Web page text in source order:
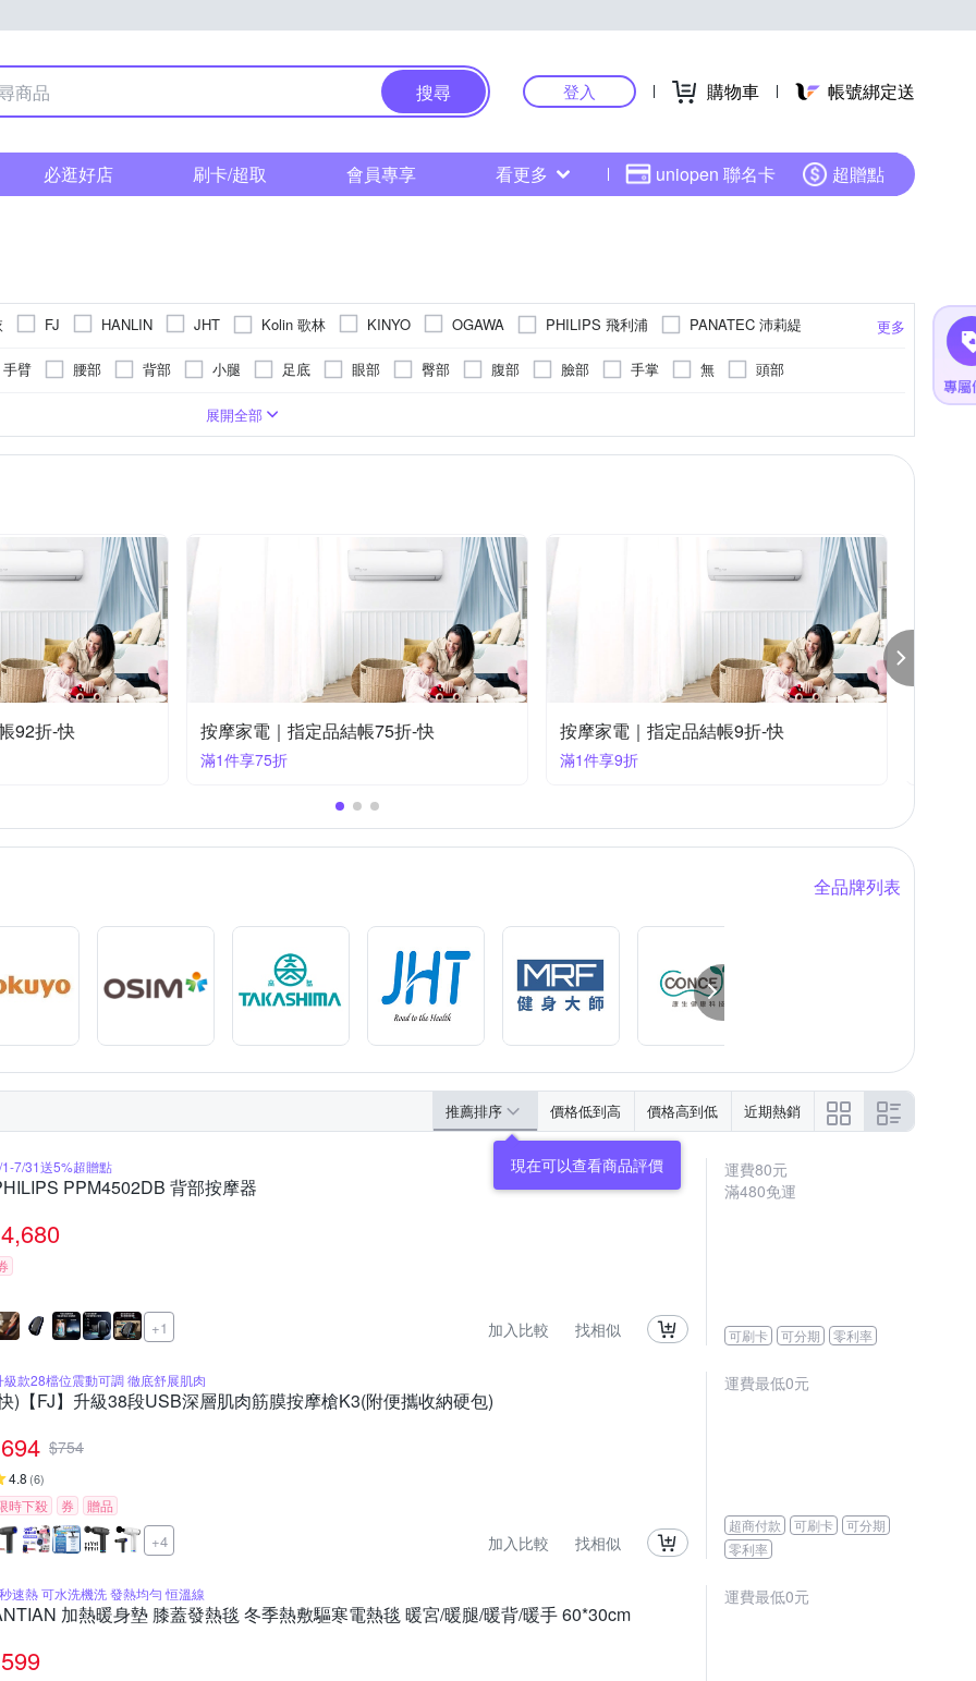
搜尋 登入 購物車 帳號綁定送
必逛好店 刷卡/超取 會員專享 看更多 uniopen 聯名卡 超贈點
更多
FJ HANLIN JHT Kolin 歌林 KINYO OGAWA PHILIPS 飛利浦
PANATEC 沛莉緹
居
TAKASHIMA 高島 Timo tokuyo u-ta Xiaomi 小米 其他品牌
手臂 腰部 背部 小腿 足底 眼部 臀部 腹部 臉部 手掌 無 頭部
腳底按摩機
滾輪式 拍打式
恆溫保溫功能
展開全部
按摩家電｜指定品結帳95折-快
滿1件享95折
按摩家電｜指定品結帳8折-快
滿1件享8折
全品牌列表
推薦排序 價格低到高 價格高到低 近期熱銷
7/31送5%超贈點
PPM4502DB 背部按摩器
4,680
+1 加入比較 找相似
運費80元
滿480免運
可刷卡 可分期 零利率
級款28檔位震動可調 徹底舒展肌肉
)【FJ】升級38段USB深層肌肉筋膜按摩槍K3(附便攜收納硬包)
694 $754
4.8 (6)
時下殺 券 贈品
+4 加入比較 找相似
運費最低0元
超商付款 可刷卡
可分期
零利率
速熱 可水洗機洗 發熱均勻 恒溫線
加熱暖身墊 膝蓋發熱毯 冬季熱敷驅寒電熱毯 暖宮/暖腿/暖背/暖手 60*30cm
599
運費最低0元